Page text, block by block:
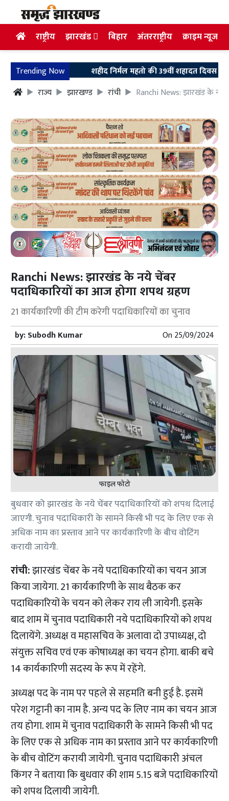
राष्ट्रीय झारखंड बिहार अंतरराष्ट्रीय क्राइम न्यूज
Trending Now
शहीद निर्मल महतो की 39वीं शहादत दिवस पर
राज्य
झारखण्ड रांची Ranchi News: झारखंड के नये
Ranchi News: झारखंड के नये चेंबर
पदाधिकारियों का आज होगा शपथ ग्रहण
21 कार्यकारिणी की टीम करेगी पदाधिकारियों का चुनाव
by:Subodh Kumar On25/09/2024
फाइल फोटो
बुधवार को झारखंड के नये चेंबर पदाधिकारियों को शपथ दिलाई
जाएगी. चुनाव पदाधिकारी के सामने किसी भी पद के लिए एक से
अधिक नाम का प्रस्ताव आने पर कार्यकारिणी के बीच वोटिंग
करायी जायेगी.
रांची:झारखंड चेंबर के नये पदाधिकारियों का चयन आज
किया जायेगा. 21 कार्यकारिणी के साथ बैठक कर
पदाधिकारियों के चयन को लेकर राय ली जायेगी. इसके
बाद शाम में चुनाव पदाधिकारी नये पदाधिकारियों को शपथ
दिलायेंगे. अध्यक्ष व महासचिव के अलावा दो उपाध्यक्ष, दो
संयुक्त सचिव एवं एक कोषाध्यक्ष का चयन होगा. बाकी बचे
14 कार्यकारिणी सदस्य के रूप में रहेंगे.
अध्यक्ष पद के नाम पर पहले से सहमति बनी हुई है. इसमें
परेश गट्टानी का नाम है. अन्य पद के लिए नाम का चयन आज
तय होगा. शाम में चुनाव पदाधिकारी के सामने किसी भी पद
के लिए एक से अधिक नाम का प्रस्ताव आने पर कार्यकारिणी
के बीच वोटिंग करायी जायेगी. चुनाव पदाधिकारी अंचल
किंगर ने बताया कि बुधवार की शाम 5.15 बजे पदाधिकारियों
को शपथ दिलायी जायेगी.